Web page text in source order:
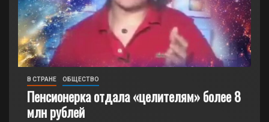
В СТРАНЕ ОБЩЕСТВО
Пенсионерка отдала «целителям» более 8
млн рублей